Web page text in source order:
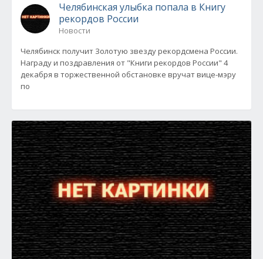
Челябинская улыбка попала в Книгу
рекордов России
Новости
Челябинск получит Золотую звезду рекордсмена России.
Награду и поздравления от "Книги рекордов России" 4
декабря в торжественной обстановке вручат вице-мэру
по